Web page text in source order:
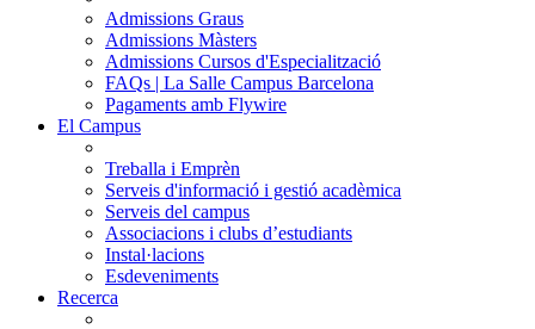
Admissions Graus
Admissions Màsters
Admissions Cursos d'Especialització
FAQs | La Salle Campus Barcelona
Pagaments amb Flywire
El Campus
Treballa i Emprèn
Serveis d'informació i gestió acadèmica
Serveis del campus
Associacions i clubs d’estudiants
Instal·lacions
Esdeveniments
Recerca